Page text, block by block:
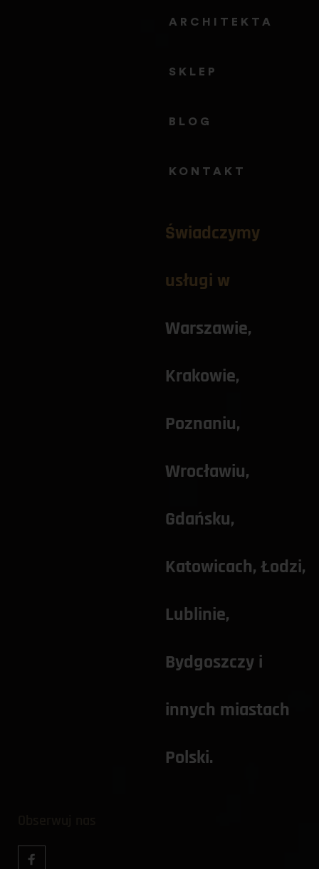
ARCHITEKTA
SKLEP
BLOG
KONTAKT
Świadczymy
usługi w
Warszawie
Krakowie
Poznaniu
Wrocławiu
Gdańsku
Katowicach, Łodzi,
Lublinie
Bydgoszczy i
innych miastach
Polski.